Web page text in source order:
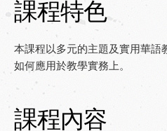
課程特色
本課程以多元的主題及實用華語
如何應用於教學實務上。
課程內容